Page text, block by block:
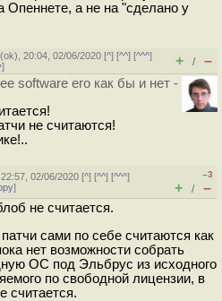
Опеннете, а не на "сделано у
(ok), 20:04, 02/06/2020 [^] [^^] [^^^]
] + / –
software его как бы и нет -
не считаются!
02/06/2020 [^] [^^] [^^^]
]
–3
+ / –
не считается.
сами по себе считаются как
нет возможности собрать
ОС под Эльбрус из исходного
по свободной лицензии, в
считается.